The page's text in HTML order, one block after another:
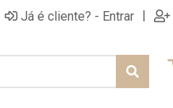
Já é cliente? - Entrar |